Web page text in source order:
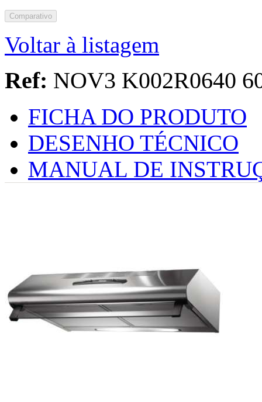
Comparativo
Voltar à listagem
Ref: NOV3 K002R0640
FICHA DO PRODUTO
DESENHO TÉCNICO
MANUAL DE